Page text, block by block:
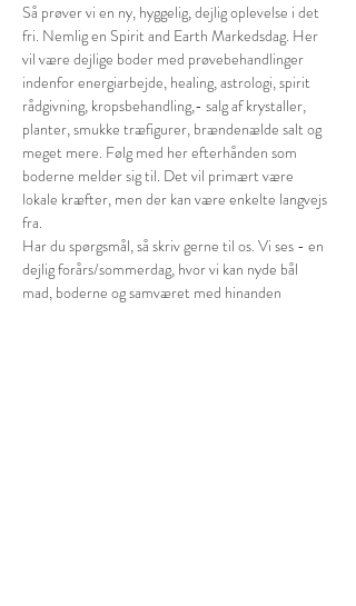
Så prøver vi en ny, hyggelig, dejlig oplevelse i det
fri. Nemlig en Spirit and Earth Markedsdag. Her
vil være dejlige boder med prøvebehandlinger
indenfor energiarbejde, healing, astrologi, spirit
rådgivning, kropsbehandling,- salg af krystaller,
planter, smukke træfigurer, brændenælde salt og
meget mere. Følg med her efterhånden som
boderne melder sig til. Det vil primært være
lokale kræfter, men der kan være enkelte langvejs
fra.
Har du spørgsmål, så skriv gerne til os. Vi ses - en
dejlig forårs/sommerdag, hvor vi kan nyde bål
mad, boderne og samværet med hinanden